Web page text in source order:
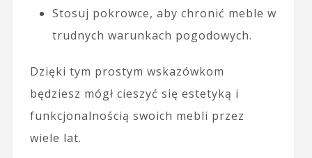
Stosuj pokrowce, aby chronić meble w
trudnych warunkach pogodowych.
Dzięki tym prostym wskazówkom
będziesz mógł cieszyć się estetyką i
funkcjonalnością swoich mebli przez
wiele lat.